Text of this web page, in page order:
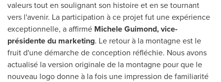
valeurs tout en soulignant son histoire et en se tournant
vers l'avenir. La participation à ce projet fut une expérience
exceptionnelle, a affirmé Michele Guimond, vice-
présidente du marketing. Le retour à la montagne est le
fruit d'une démarche de conception réfléchie. Nous avons
actualisé la version originale de la montagne pour que le
nouveau logo donne à la fois une impression de familiarité